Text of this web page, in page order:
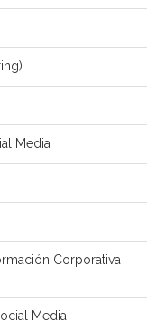
Media
Corporativa
Media